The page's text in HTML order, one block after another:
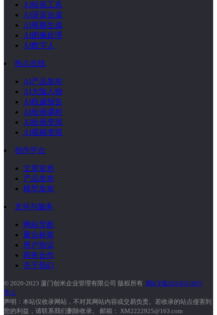
AI绘画工具
AI语音合成
AI视频生成
AI图像处理
AI数字人
热点在线
AI产品发布
AI大咖人物
AI权威报告
AI绘画课程
AI绘画变现
AI视频变现
创作平台
文章发布
产品发布
模型发布
支持与服务
网站导航
聚合标签
用户协议
商务合作
关于我们
© 2020-2023 厦门创米企业管理有限公司 版权所有 闽ICP备2024031605
号-2
声明：本站仅收录网站，不对其网站内容或交易负责。若收录的站点侵害到
您的利益，请联系我们删除收录。 邮箱： XM2222925@163.com